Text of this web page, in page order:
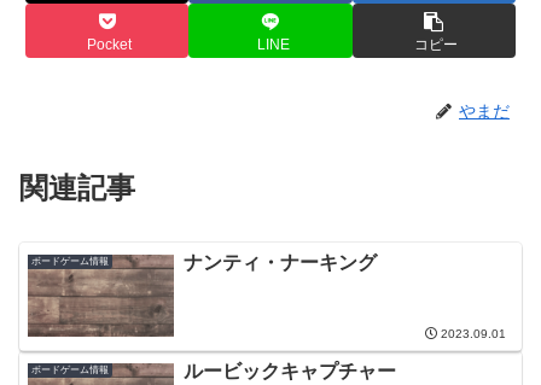
Pocket LINE コピー
やまだ
関連記事
ボードゲーム情報 ナンティ・ナーキング
2023.09.01
ボードゲーム情報 ルービックキャプチャー